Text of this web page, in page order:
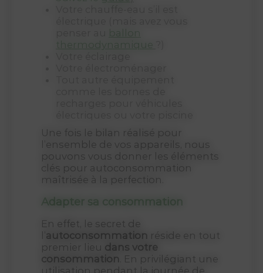
Une fois le bilan réalisé pour
l’ensemble de vos appareils, nous
pouvons vous donner les éléments
clés pour autoconsommation
maîtrisée à la perfection.
Adapter sa consommation
En effet, le secret de
autoconsommation réside en tout
premier lieu dans votre
consommation
. En privilégiant une
utilisation pendant la journée de